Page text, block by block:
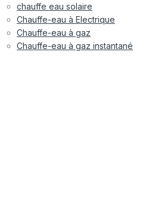
chauffe eau solaire
Chauffe-eau à Electrique
Chauffe-eau à gaz
Chauffe-eau à gaz instantané